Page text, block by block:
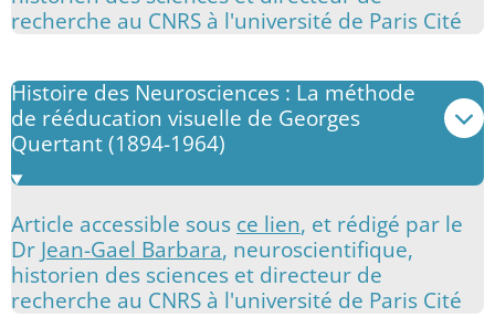
recherche au CNRS à l'université de Paris Cité
Histoire des Neurosciences : La méthode
de rééducation visuelle de Georges
Quertant (1894-1964)
Article accessible sous ce lien, et rédigé par le
Dr Jean-Gael Barbara, neuroscientifique,
historien des sciences et directeur de
recherche au CNRS à l'université de Paris Cité